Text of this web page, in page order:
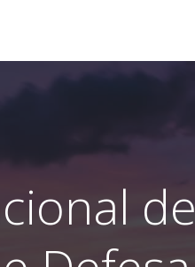
de